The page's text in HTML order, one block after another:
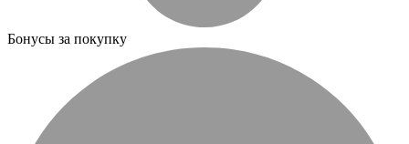
Бонусы за покупку